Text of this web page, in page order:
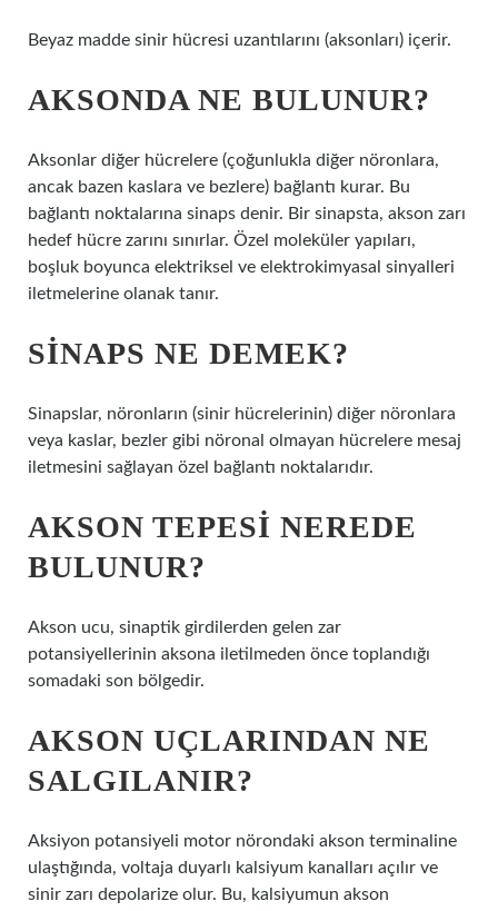
Beyaz madde sinir hücresi uzantılarını (aksonları) içerir.
AKSONDA NE BULUNUR?
Aksonlar diğer hücrelere (çoğunlukla diğer nöronlara,
ancak bazen kaslara ve bezlere) bağlantı kurar. Bu
bağlantı noktalarına sinaps denir. Bir sinapsta, akson zarı
hedef hücre zarını sınırlar. Özel moleküler yapıları,
boşluk boyunca elektriksel ve elektrokimyasal sinyalleri
iletmelerine olanak tanır.
SINAPS NE DEMEK?
Sinapslar, nöronların (sinir hücrelerinin) diğer nöronlara
veya kaslar, bezler gibi nöronal olmayan hücrelere mesaj
iletmesini sağlayan özel bağlantı noktalarıdır.
AKSON TEPESI NEREDE
BULUNUR?
Akson ucu, sinaptik girdilerden gelen zar
potansiyellerinin aksona iletilmeden önce toplandığı
somadaki son bölgedir.
AKSON UÇLARINDAN NE
SALGILANIR?
Aksiyon potansiyeli motor nörondaki akson terminaline
ulaştığında, voltaja duyarlı kalsiyum kanalları açılır ve
sinir zarı depolarize olur. Bu, kalsiyumun akson